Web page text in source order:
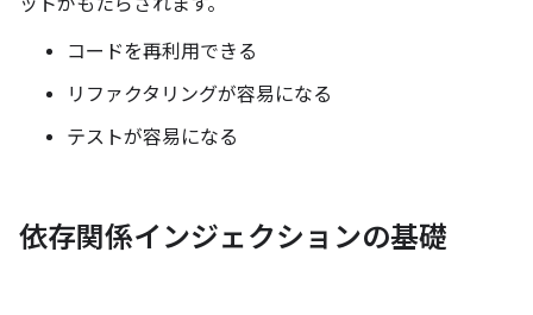
ットがもたらされます。
コードを再利用できる
リファクタリングが容易になる
テストが容易になる
依存関係インジェクションの基礎